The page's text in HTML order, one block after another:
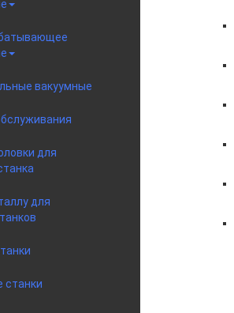
вакуумные
для
для
станки